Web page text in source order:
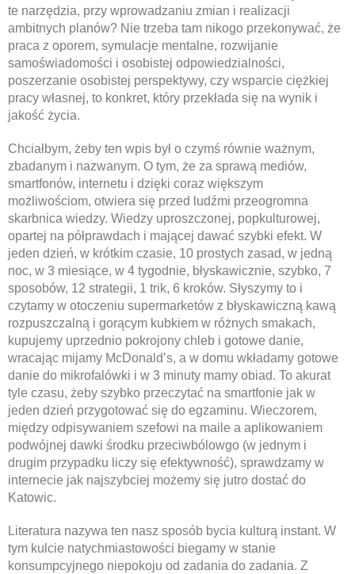
te narzędzia, przy wprowadzaniu zmian i realizacji
ambitnych planów? Nie trzeba tam nikogo przekonywać, że
praca z oporem, symulacje mentalne, rozwijanie
samoświadomości i osobistej odpowiedzialności,
poszerzanie osobistej perspektywy, czy wsparcie ciężkiej
pracy własnej, to konkret, który przekłada się na wynik i
jakość życia.
Chciałbym, żeby ten wpis był o czymś równie ważnym,
zbadanym i nazwanym. O tym, że za sprawą mediów,
smartfonów, internetu i dzięki coraz większym
możliwościom, otwiera się przed ludźmi przeogromna
skarbnica wiedzy. Wiedzy uproszczonej, popkulturowej,
opartej na półprawdach i mającej dawać szybki efekt. W
jeden dzień, w krótkim czasie, 10 prostych zasad, w jedną
noc, w 3 miesiące, w 4 tygodnie, błyskawicznie, szybko, 7
sposobów, 12 strategii, 1 trik, 6 kroków. Słyszymy to i
czytamy w otoczeniu supermarketów z błyskawiczną kawą
rozpuszczalną i gorącym kubkiem w różnych smakach,
kupujemy uprzednio pokrojony chleb i gotowe danie,
wracając mijamy McDonald’s, a w domu wkładamy gotowe
danie do mikrofalówki i w 3 minuty mamy obiad. To akurat
tyle czasu, żeby szybko przeczytać na smartfonie jak w
jeden dzień przygotować się do egzaminu. Wieczorem,
między odpisywaniem szefowi na maile a aplikowaniem
podwójnej dawki środku przeciwbólowgo (w jednym i
drugim przypadku liczy się efektywność), sprawdzamy w
internecie jak najszybciej możemy się jutro dostać do
Katowic.
Literatura nazywa ten nasz sposób bycia kulturą instant. W
tym kulcie natychmiastowości biegamy w stanie
konsumpcyjnego niepokoju od zadania do zadania. Z